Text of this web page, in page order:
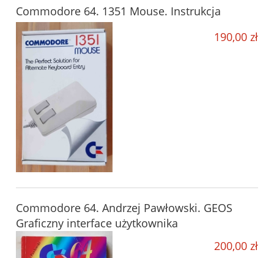
Commodore 64. 1351 Mouse. Instrukcja
190,00 zł
Commodore 64. Andrzej Pawłowski. GEOS
Graficzny interface użytkownika
200,00 zł